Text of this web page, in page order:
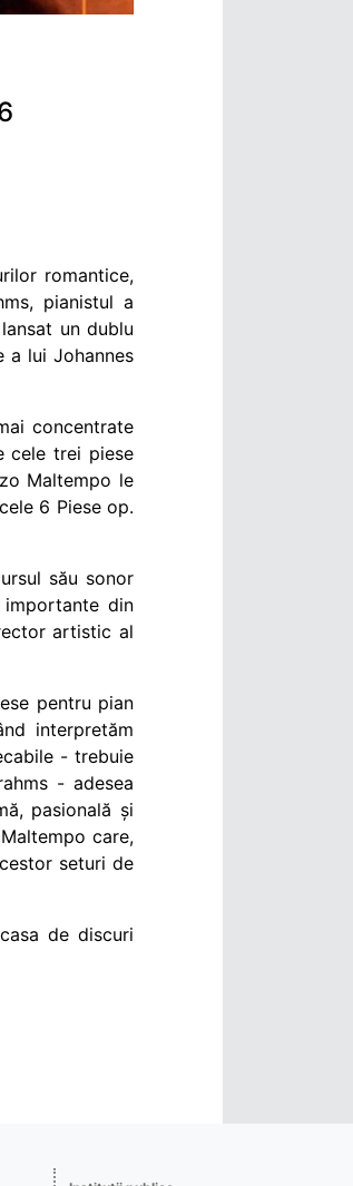
romantice,
pianistul a
un dublu
a lui Johannes
concentrate
cele trei piese
Maltempo le
cele 6 Piese op.
său sonor
din
artistic al
pentru pian
interpretăm
- trebuie
- adesea
pasională și
care,
seturi de
de discuri